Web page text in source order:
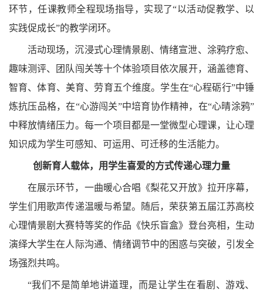
环节，任课教师全程现场指导，实现了“以活动促教学、以
实践促成长”的教学闭环。
活动现场，沉浸式心理情景剧、情绪宣泄、涂鸦疗愈、
趣味测评、团队闯关等十个体验项目依次展开，涵盖德育、
智育、体育、美育、劳育五个维度。学生在“心程砺行”中锤
炼抗压品格，在“心游闯关”中培育协作精神，在“心晴涂鸦”
中释放情绪压力。每一个项目都是一堂微型心理课，让心理
知识成为学生可感知、可运用、可迁移的生活能力。
创新育人载体，用学生喜爱的方式传递心理力量
在展示环节，一曲暖心合唱《梨花又开放》拉开序幕，
学生们用歌声传递温暖与希望。随后，荣获第五届江苏高校
心理情景剧大赛特等奖的作品《快乐盲盒》登台亮相，生动
演绎大学生在人际沟通、情绪调节中的困惑与突破，引发全
场强烈共鸣。
“我们不是简单地讲道理，而是让学生在看剧、游戏、